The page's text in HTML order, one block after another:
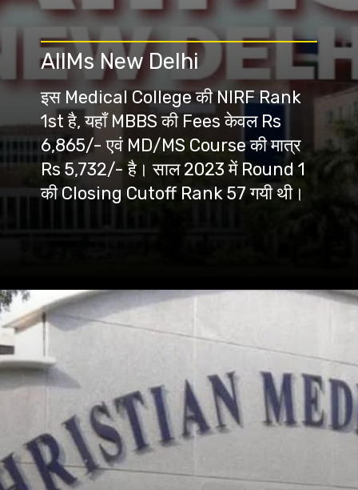
इस Medical College की NIRF Rank
1st है, यहाँ MBBS की Fees केवल Rs
6,865/- एवं MD/MS Course की मात्र
Rs 5,732/- है। साल 2023 में Round 1
AIIMs New Delhi